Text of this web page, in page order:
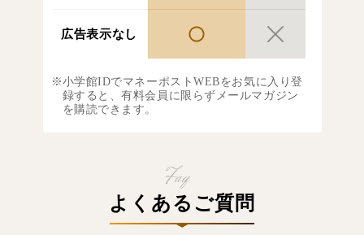
広告表示なし
小学館IDでマネーポストWEBをお気に入り登
録すると、有料会員に限らずメールマガジン
を購読できます。
よくあるご質問